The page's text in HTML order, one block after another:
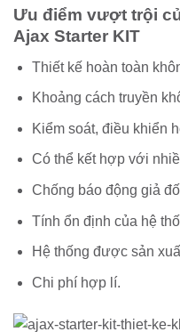
Ưu điểm vượt trội
Ajax Starter KIT
Thiết kế hoàn toàn
Khoảng cách truyền
Kiểm soát, điều khiển
Có thể kết hợp với
Chống báo động giả
Tính ổn định của hệ
Hệ thống được sản
Chi phí hợp lí.